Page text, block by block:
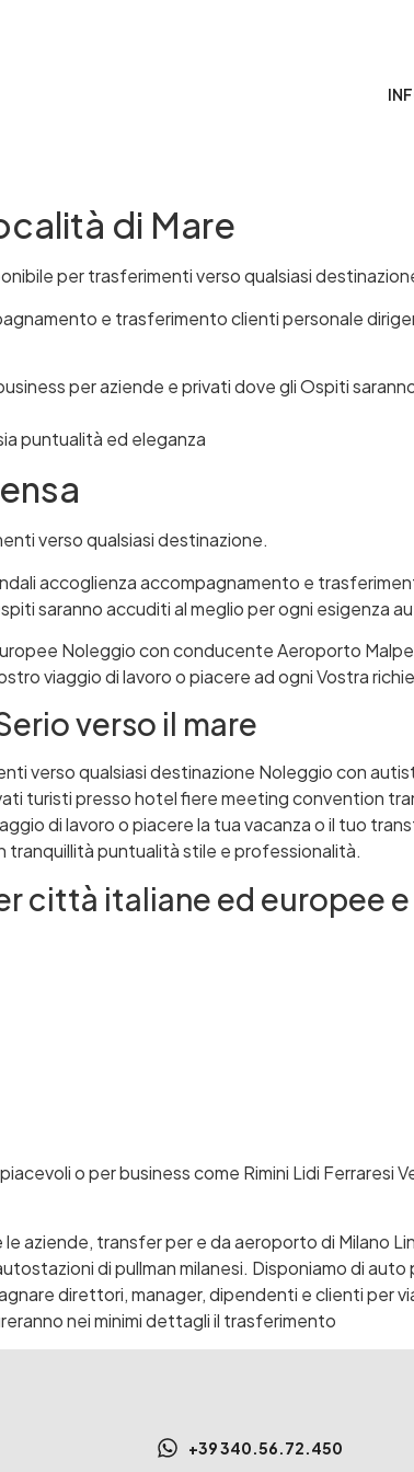
di Mare
per trasferimenti verso qualsiasi
e trasferimento clienti personale
per aziende e privati dove gli Ospiti
puntualità ed eleganza
verso qualsiasi destinazione.
accoglienza accompagnamento e
saranno accuditi al meglio per ogni esigenza
Noleggio con conducente Aeroporto
viaggio di lavoro o piacere ad ogni Vostra
verso il mare
verso qualsiasi destinazione Noleggio con
turisti presso hotel fiere meeting convention
di lavoro o piacere la tua vacanza o il tuo
tranquillità puntualità stile e professionalità.
città italiane ed europee
o per business come Rimini Lidi Ferraresi
aziende, transfer per e da aeroporto di Milano
di pullman milanesi. Disponiamo di
direttori, manager, dipendenti e clienti per
nei minimi dettagli il trasferimento
+39 340.56.72.450